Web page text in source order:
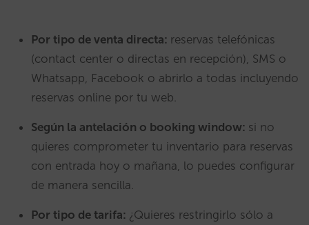
Por tipo de venta directa: reservas telefónicas
(contact center o directas en recepción), SMS o
Whatsapp, Facebook o abrirlo a todas incluyendo
reservas online por tu web.
Según la antelación o booking window: si no
quieres comprometer tu inventario para reservas
con entrada hoy o mañana, lo puedes configurar
de manera sencilla.
Por tipo de tarifa: ¿Quieres restringirlo sólo a